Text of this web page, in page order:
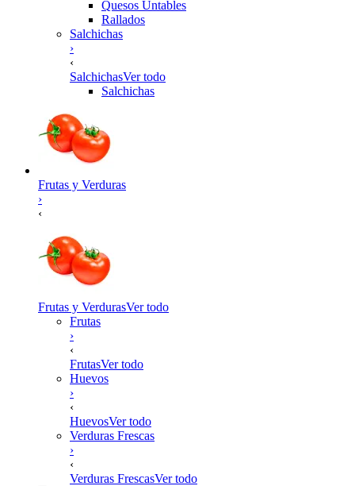
Quesos Untables
Rallados
Salchichas
›
‹
SalchichasVer todo
Salchichas
Frutas y Verduras
›
‹
Frutas y VerdurasVer todo
Frutas
›
‹
FrutasVer todo
Huevos
›
‹
HuevosVer todo
Verduras Frescas
›
‹
Verduras FrescasVer todo